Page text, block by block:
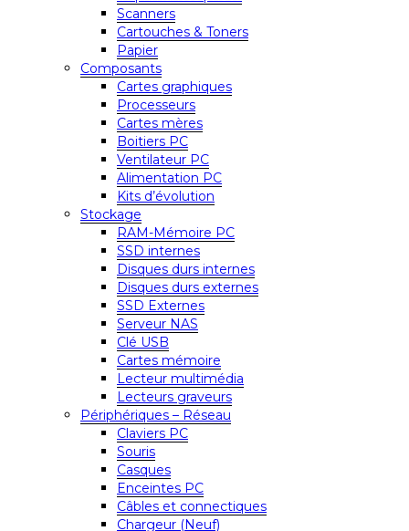
Scanners
Cartouches & Toners
Papier
Composants
Cartes graphiques
Processeurs
Cartes mères
Boitiers PC
Ventilateur PC
Alimentation PC
Kits d’évolution
Stockage
RAM-Mémoire PC
SSD internes
Disques durs internes
Disques durs externes
SSD Externes
Serveur NAS
Clé USB
Cartes mémoire
Lecteur multimédia
Lecteurs graveurs
Périphériques – Réseau
Claviers PC
Souris
Casques
Enceintes PC
Câbles et connectiques
Chargeur (Neuf)